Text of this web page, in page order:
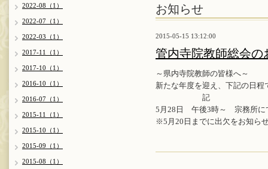
お知らせ
2015-05-15 13:12:00
管内寺院教師総会の
～県内寺院教師の皆様へ～
新たな年度を迎え、下記の日
記
5月28日 午後3時～ 宗務所に
※5月20日までに出欠をお知ら
2022-08（1）
2022-07（1）
2022-03（1）
2017-11（1）
2017-10（1）
2016-10（1）
2016-07（1）
2015-11（1）
2015-10（1）
2015-09（1）
2015-08（1）